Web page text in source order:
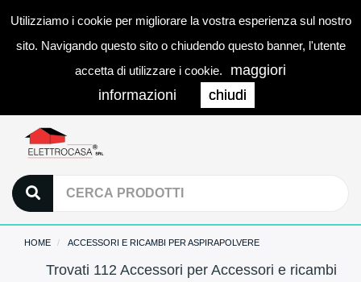
Utilizziamo i cookie per migliorare la vostra esperienza sul nostro
sito. Navigando questo sito o chiudendo questo banner, l'utente
accetta di utilizzare i cookie.
maggiori
informazioni
chiudi
0
HOME ACCESSORI E RICAMBI PER ASPIRAPOLVERE
Trovati 112 Accessori per Accessori e ricambi